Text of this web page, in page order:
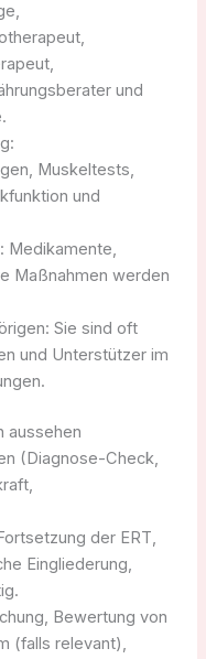
und
Muskeltests,
und
Medikamente,
Maßnahmen werden
Sie sind oft
und Unterstützer im
aussehen
(Diagnose-Check,
der ERT,
Eingliederung,
Bewertung von
(falls relevant),